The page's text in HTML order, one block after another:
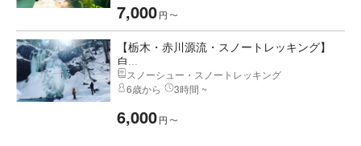
7,000円 〜
【栃木・赤川源流・スノートレッキング】
自...
スノーシュー・スノートレッキング
6歳から
3時間 ~
6,000円 〜